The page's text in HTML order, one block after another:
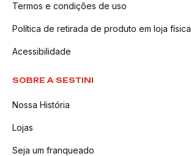
Termos e condições de uso
Política de retirada de produto em loja física
Acessibilidade
SOBRE A SESTINI
Nossa História
Lojas
Seja um franqueado